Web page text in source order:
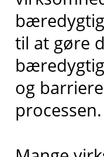
til at gøre
og
processen.